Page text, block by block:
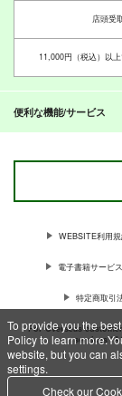
To provide you the
Policy to learn
website, but you can
settings.
Check our
店頭受
11,000円（税込）以
便利な機能/サービス
WEBSITE利用
電子書籍サービ
特定商取引
For Overseas
services